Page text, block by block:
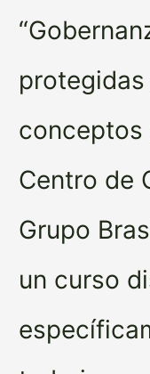
conceptos
Centro de
Grupo
un curso